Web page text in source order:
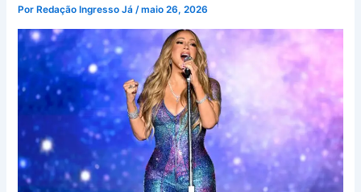
Por Redação Ingresso Já/maio 26, 2026